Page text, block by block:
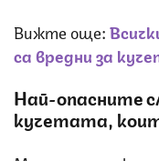
Вижте още:
са вредни за
Най-опасните
кучетата,